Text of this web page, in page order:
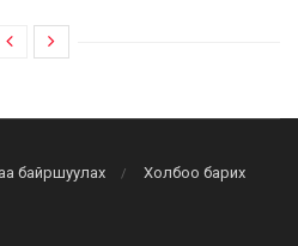
байршуулах Холбоо барих